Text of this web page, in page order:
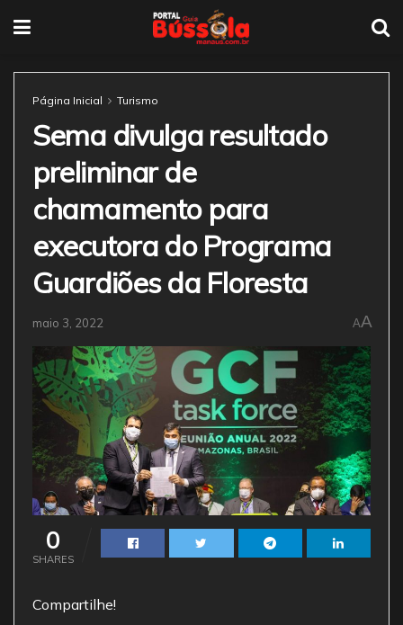
Página Inicial Turismo
Sema divulga resultado
preliminar de
chamamento para
executora do Programa
Guardiões da Floresta
maio 3, 2022 AA
0
SHARES
Compartilhe!